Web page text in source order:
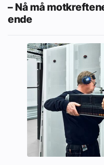
– Nå må
ende